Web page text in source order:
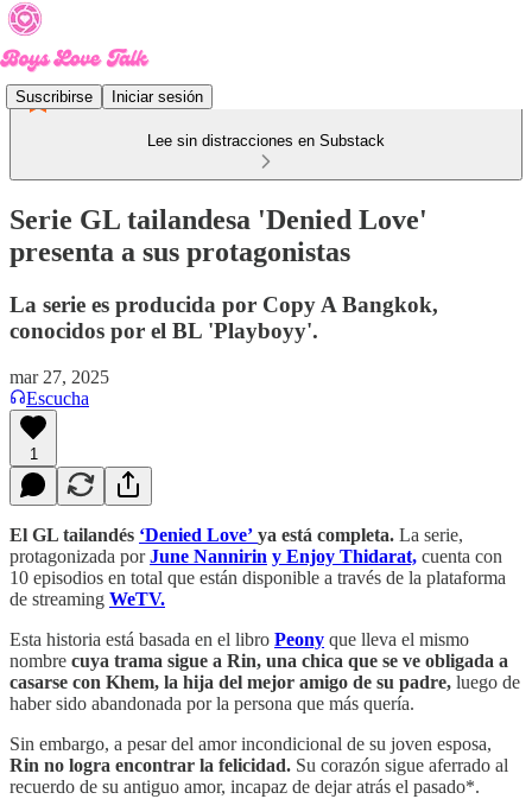
Suscribirse Iniciar sesión
Lee sin distracciones en Substack
Serie GL tailandesa 'Denied Love'
presenta a sus protagonistas
La serie es producida por Copy A Bangkok,
conocidos por el BL 'Playboyy'.
mar 27, 2025
Escucha
1
El GL tailandés ‘Denied Love’ ya está completa. La serie,
protagonizada porJune Nannirin y Enjoy Thidarat, cuenta con
10 episodios en total que están disponible a través de la plataforma
de streaming WeTV.
Esta historia está basada en el libro Peony que lleva el mismo
nombre cuya trama sigue a Rin, una chica que se ve obligada a
casarse con Khem, la hija del mejor amigo de su padre, luego de
haber sido abandonada por la persona que más quería.
Sin embargo, a pesar del amor incondicional de su joven esposa,
Rin no logra encontrar la felicidad. Su corazón sigue aferrado al
recuerdo de su antiguo amor, incapaz de dejar atrás el pasado*.